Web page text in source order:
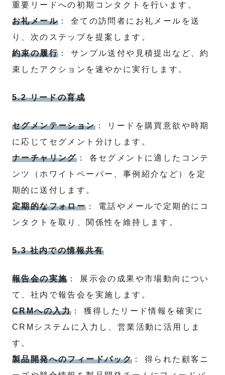
重要リードへの初期コンタクトを行います。
お礼メール ： 全ての訪問者にお礼メールを送
り、次のステップを提案します。
約束の履行 ： サンプル送付や見積提出など、約
束したアクションを速やかに実行します。
5.2 リードの育成
セグメンテーション： リードを購買意欲や時期
に応じてセグメント分けします。
ナーチャリング： 各セグメントに適したコンテ
ンツ（ホワイトペーパー、事例紹介など）を定
期的に送付します。
定期的なフォロー ： 電話やメールで定期的にコ
ンタクトを取り、関係性を維持します。
5.3 社内での情報共有
報告会の実施 ： 展示会の成果や市場動向につい
て、社内で報告会を実施します。
CRMへの入力： 獲得したリード情報を確実に
CRMシステムに入力し、営業活動に活用しま
す。
製品開発へのフィードバック ： 得られた顧客ニ